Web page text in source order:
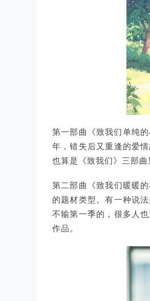
第一部曲《致我们单纯
年，错失后又重逢的爱
也算是《致我们》三部
第二部曲《致我们暖暖
的题材类型。有一种说
不输第一季的，很多人
作品。